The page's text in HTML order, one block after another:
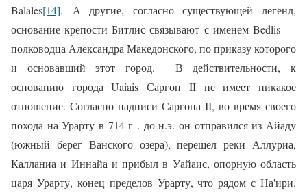
Balales[14].
А другие, согласно существующей легенд,
основание крепости Битлис связывают с именем Bedlis —
полководца Александра Македонского, по приказу которого
и основавший этот город. В действительности, к
основанию городаUaiais Саргон II не имеет никакое
отношение. Согласно надписи Саргона II, во время своего
похода на Урарту в 714 г . до н.э. он отправился из Айаду
(южный берег Ванского озера), перешел реки Аллуриа,
Калланиа и Иннайа и прибыл в Уайаис, опорную область
царя Урарту, конец пределов Урарту, что рядом с На'ири.